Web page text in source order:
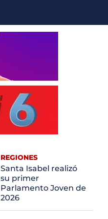
REGIONES
Santa Isabel realizó
su primer
Parlamento Joven de
2026